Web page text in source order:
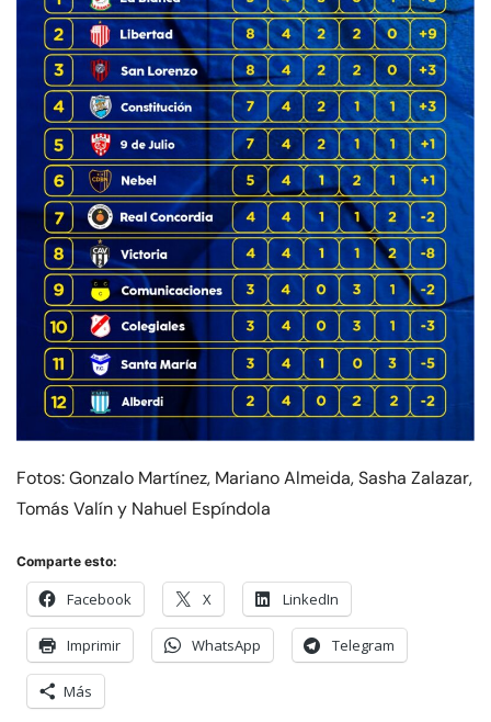
Fotos: Gonzalo Martínez, Mariano Almeida, Sasha Zalazar,
Tomás Valín y Nahuel Espíndola
Comparte esto:
Facebook X LinkedIn
Imprimir WhatsApp Telegram
Más